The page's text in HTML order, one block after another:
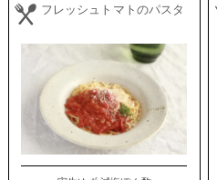
フレッシュトマトのパスタ